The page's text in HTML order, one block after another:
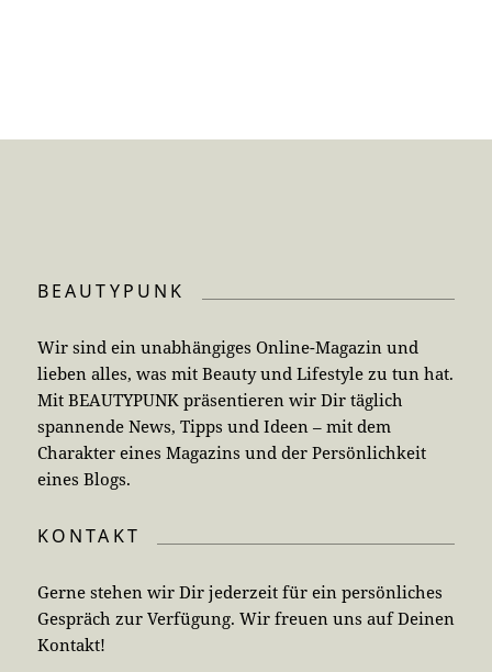
BEAUTYPUNK
Wir sind ein unabhängiges Online-Magazin und
lieben alles, was mit Beauty und Lifestyle zu tun hat.
Mit BEAUTYPUNK präsentieren wir Dir täglich
spannende News, Tipps und Ideen – mit dem
Charakter eines Magazins und der Persönlichkeit
eines Blogs.
KONTAKT
Gerne stehen wir Dir jederzeit für ein persönliches
Gespräch zur Verfügung. Wir freuen uns auf Deinen
Kontakt!